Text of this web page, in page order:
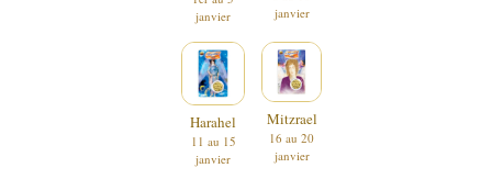
janvier
janvier
Harahel
11 au 15
janvier
Mitzrael
16 au 20
janvier